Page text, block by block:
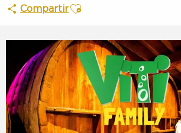
CompartirAjouter aux favoris